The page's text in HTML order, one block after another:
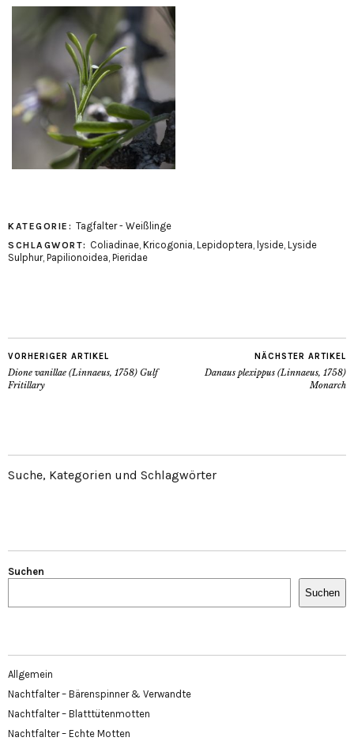
KATEGORIE: Tagfalter - Weißlinge
SCHLAGWORT: Coliadinae Kricogonia Lepidoptera lyside Lyside
Sulphur, Papilionoidea Pieridae
VORHERIGER ARTIKEL
Dione vanillae (Linnaeus, 1758) Gulf
Fritillary
NÄCHSTER ARTIKEL
Danaus plexippus (Linnaeus, 1758)
Monarch
Suche, Kategorien und Schlagwörter
Suchen
Suchen
Allgemein
Nachtfalter – Bärenspinner & Verwandte
Nachtfalter – Blatttütenmotten
Nachtfalter – Echte Motten